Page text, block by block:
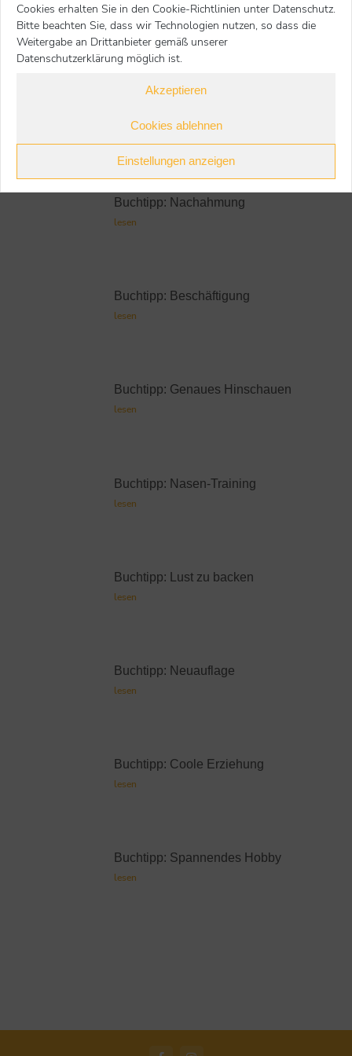
Cookies erhalten Sie in den Cookie-Richtlinien unter Datenschutz.
Bitte beachten Sie, dass wir Technologien nutzen, so dass die
Weitergabe an Drittanbieter gemäß unserer
Datenschutzerklärung möglich ist.
Akzeptieren
Cookies ablehnen
Einstellungen anzeigen
Weitere Buchtipps
Buchtipp: Spielen bildet und
bindet
lesen
Buchtipp: Nachahmung
lesen
Buchtipp: Beschäftigung
lesen
Buchtipp: Genaues Hinschauen
lesen
Buchtipp: Nasen-Training
lesen
Buchtipp: Lust zu backen
lesen
Buchtipp: Neuauflage
lesen
Buchtipp: Coole Erziehung
lesen
Buchtipp: Spannendes Hobby
lesen